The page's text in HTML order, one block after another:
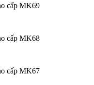
cấp MK69
cấp MK68
cấp MK67